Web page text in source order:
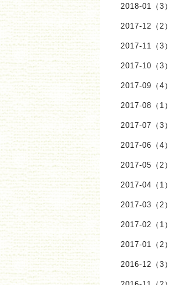
2018-01（3）
2017-12（2）
2017-11（3）
2017-10（3）
2017-09（4）
2017-08（1）
2017-07（3）
2017-06（4）
2017-05（2）
2017-04（1）
2017-03（2）
2017-02（1）
2017-01（2）
2016-12（3）